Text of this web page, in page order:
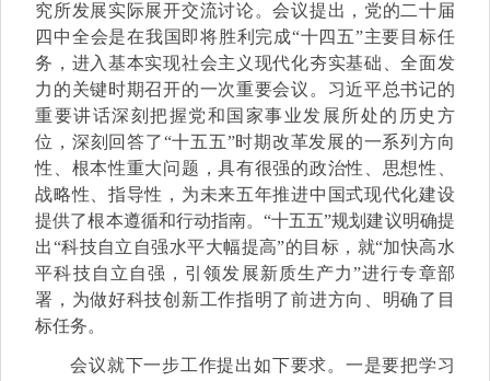
究所发展实际展开交流讨论。会议提出，党的二十届
四中全会是在我国即将胜利完成“十四五”主要目标任
务，进入基本实现社会主义现代化夯实基础、全面发
力的关键时期召开的一次重要会议。习近平总书记的
重要讲话深刻把握党和国家事业发展所处的历史方
位，深刻回答了“十五五”时期改革发展的一系列方向
性、根本性重大问题，具有很强的政治性、思想性、
战略性、指导性，为未来五年推进中国式现代化建设
提供了根本遵循和行动指南。“十五五”规划建议明确提
出“科技自立自强水平大幅提高”的目标，就“加快高水
平科技自立自强，引领发展新质生产力”进行专章部
署，为做好科技创新工作指明了前进方向、明确了目
标任务。
会议就下一步工作提出如下要求。一是要把学习